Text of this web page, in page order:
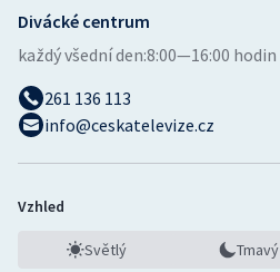
Divácké centrum
každý všední den:8:00—16:00 hodin
261 136 113
info@ceskatelevize.cz
Vzhled
Světlý Tmavý